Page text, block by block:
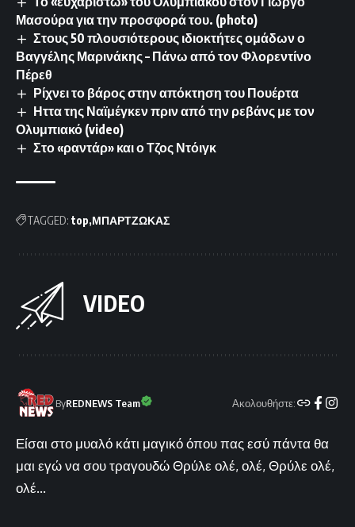
Μασούρα για την προσφορά του. (photo)
Στους 50 πλουσιότερους ιδιοκτήτες ομάδων ο
Βαγγέλης Μαρινάκης – Πάνω από τον Φλορεντίνο
Πέρεθ
Ρίχνει το βάρος στην απόκτηση του Πουέρτα
Ηττα της Ναϊμέγκεν πριν από την ρεβάνς με τον
Ολυμπιακό (video)
Στο «ραντάρ» και ο Τζος Ντόιγκ
TAGGED: top ΜΠΑΡΤΖΩΚΑΣ
VIDEO
ByREDNEWS Team Ακολουθήστε:
Είσαι στο μυαλό κάτι μαγικό όπου πας εσύ πάντα θα
μαι εγώ να σου τραγουδώ Θρύλε ολέ, ολέ, Θρύλε ολέ,
ολέ...